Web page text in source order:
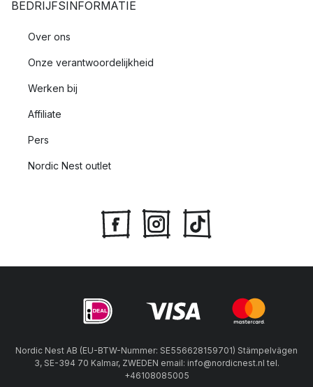
BEDRIJFSINFORMATIE
Over ons
Onze verantwoordelijkheid
Werken bij
Affiliate
Pers
Nordic Nest outlet
Nordic Nest AB (EU-BTW-Nummer: SE556628159701) Stämpelvägen
3, SE-394 70 Kalmar, ZWEDEN email: info@nordicnest.nl tel.
+46108085005